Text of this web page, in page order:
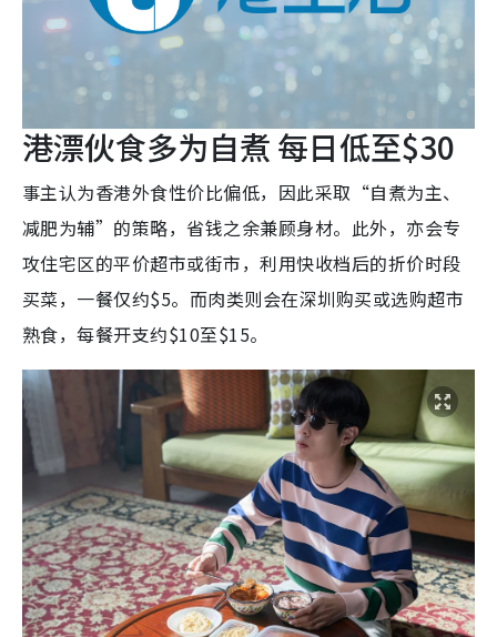
港漂伙食多为自煮 每日低至$30
事主认为香港外食性价比偏低，因此采取“自煮为主、
减肥为辅”的策略，省钱之余兼顾身材。此外，亦会专
攻住宅区的平价超市或街市，利用快收档后的折价时段
买菜，一餐仅约$5。而肉类则会在深圳购买或选购超市
熟食，每餐开支约$10至$15。